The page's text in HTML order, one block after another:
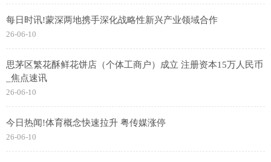
每日时讯!蒙深两地携手深化战略性新兴产业领域合作
26-06-10
思茅区繁花酥鲜花饼店（个体工商户）成立 注册资本15万人民币
_焦点速讯
26-06-10
今日热闻!体育概念快速拉升 粤传媒涨停
26-06-10